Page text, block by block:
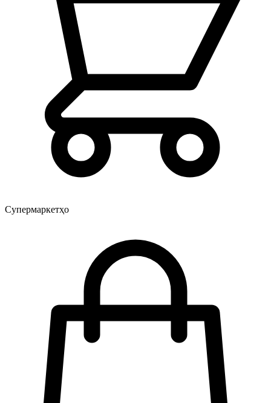
Супермаркетҳо